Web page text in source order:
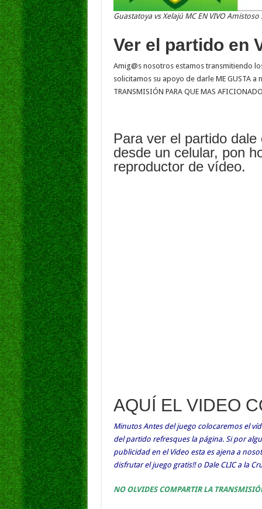
Guastatoya vs Xelajú MC EN VIVO
Ver el partido en
Amig@s nosotros estamos transmitiendo
solicitamos su apoyo de darle ME GUSTA a
TRANSMISIÓN PARA QUE MAS
Para ver el partido
desde un celular, pon
reproductor de vídeo.
AQUÍ EL VIDEO
Minutos Antes del juego colocaremos el
del partido refresques la página. Si por
publicidad en el Video esta es ajena a
disfrutar el juego gratis!! o Dale CLIC a la
NO OLVIDES COMPARTIR LA